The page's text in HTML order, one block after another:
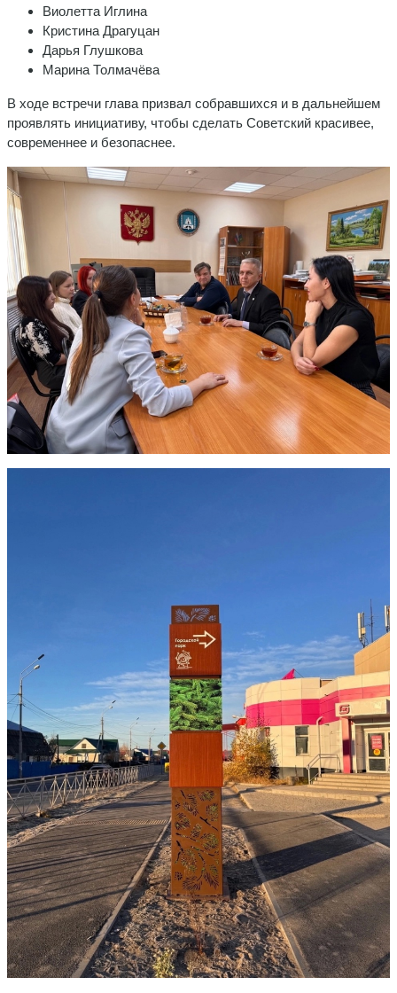
Виолетта Иглина
Кристина Драгуцан
Дарья Глушкова
Марина Толмачёва
В ходе встречи глава призвал собравшихся и в дальнейшем
проявлять инициативу, чтобы сделать Советский красивее,
современнее и безопаснее.